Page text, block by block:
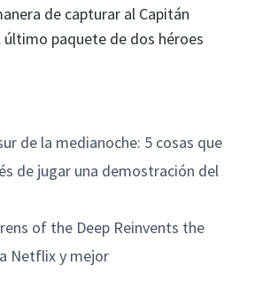
de capturar al Capitán
último paquete de dos héroes
de la medianoche: 5 cosas que
de jugar una demostración del
of the Deep Reinvents the
Netflix y mejor